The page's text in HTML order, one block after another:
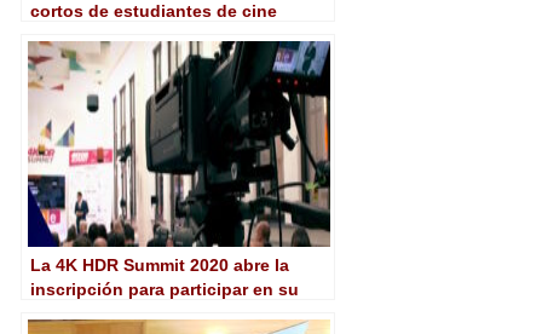
cortos de estudiantes de cine
La 4K HDR Summit 2020 abre la
inscripción para participar en su